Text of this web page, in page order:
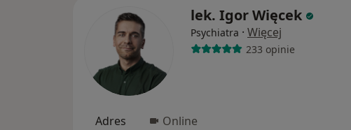
lek. Igor Więcek
Psychiatra · Więcej
233 opinie
Adres Online